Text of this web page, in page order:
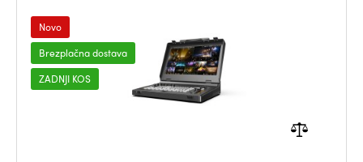
Novo
Brezplačna dostava
ZADNJI KOS